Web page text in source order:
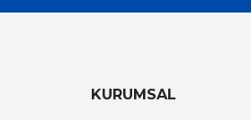
KURUMSAL